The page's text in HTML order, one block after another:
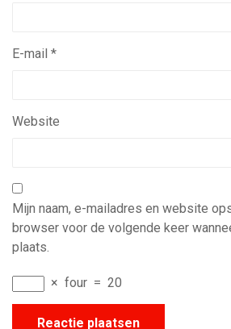
E-mail *
Website
Mijn naam, e-mailadres en website
browser voor de volgende keer
plaats.
× four = 20